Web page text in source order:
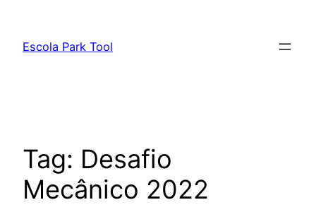
Escola Park Tool
Tag: Desafio
Mecânico 2022